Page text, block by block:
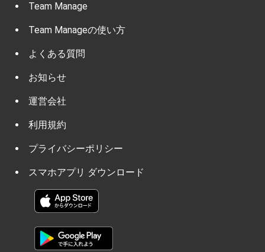
Team Manage
Team Manageの使い方
よくある質問
お知らせ
運営会社
利用規約
プライバシーポリシー
スマホアプリ ダウンロード